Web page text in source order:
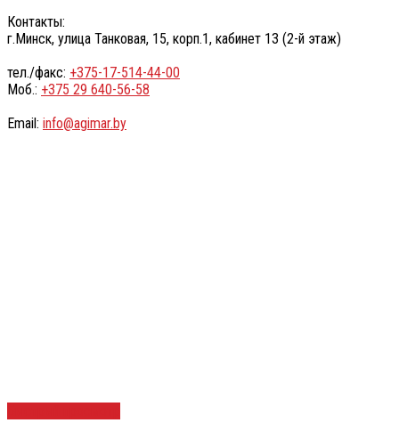
Контакты:
г.Минск, улица Танковая, 15, корп.1, кабинет 13 (2-й этаж)
тел./факс: +375-17-514-44-00
Моб.: +375 29 640-56-58
Email: info@agimar.by